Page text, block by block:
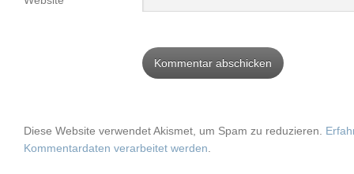
Diese Website verwendet Akismet, um Spam zu reduzieren.
Kommentardaten verarbeitet werden